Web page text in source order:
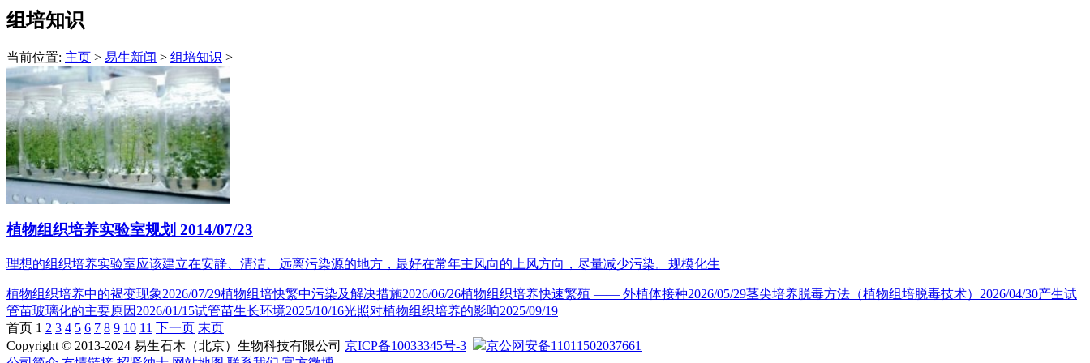
组培知识
当前位置: 主页 > 易生新闻 > 组培知识 >
植物组织培养实验室规划 2014/07/23
理想的组织培养实验室应该建立在安静、清洁、远离污染源的地方，最好在常年主风向的上风方向，尽量减少污染。规模化生
植物组织培养中的褐变现象2026/07/29植物组培快繁中污染及解决措施2026/06/26植物组织培养快速繁殖 —— 外植体接种2026/05/29茎尖培养脱毒方法（植物组培脱毒技术） 2026/04/30产生试
管苗玻璃化的主要原因 2026/01/15试管苗生长环境2025/10/16光照对植物组织培养的影响2025/09/19
首页 1 2 3 4 5 6 7 8 9 10 11 下一页 末页
Copyright © 2013-2024 易生石木（北京）生物科技有限公司 京ICP备10033345号-3
京公网安备11011502037661